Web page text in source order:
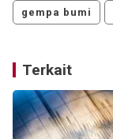
gempa bumi
Terkait